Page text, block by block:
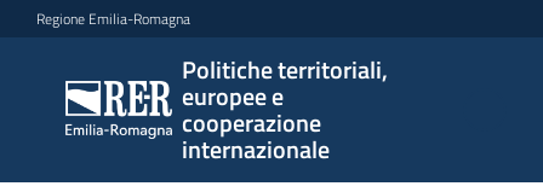
Vai al contenuto
Vai alla navigazione
Vai al footer
Regione Emilia-Romagna
Politiche territoriali,
europee e
cooperazione
internazionale
Politiche
territoriali,
europee e
cooperazione